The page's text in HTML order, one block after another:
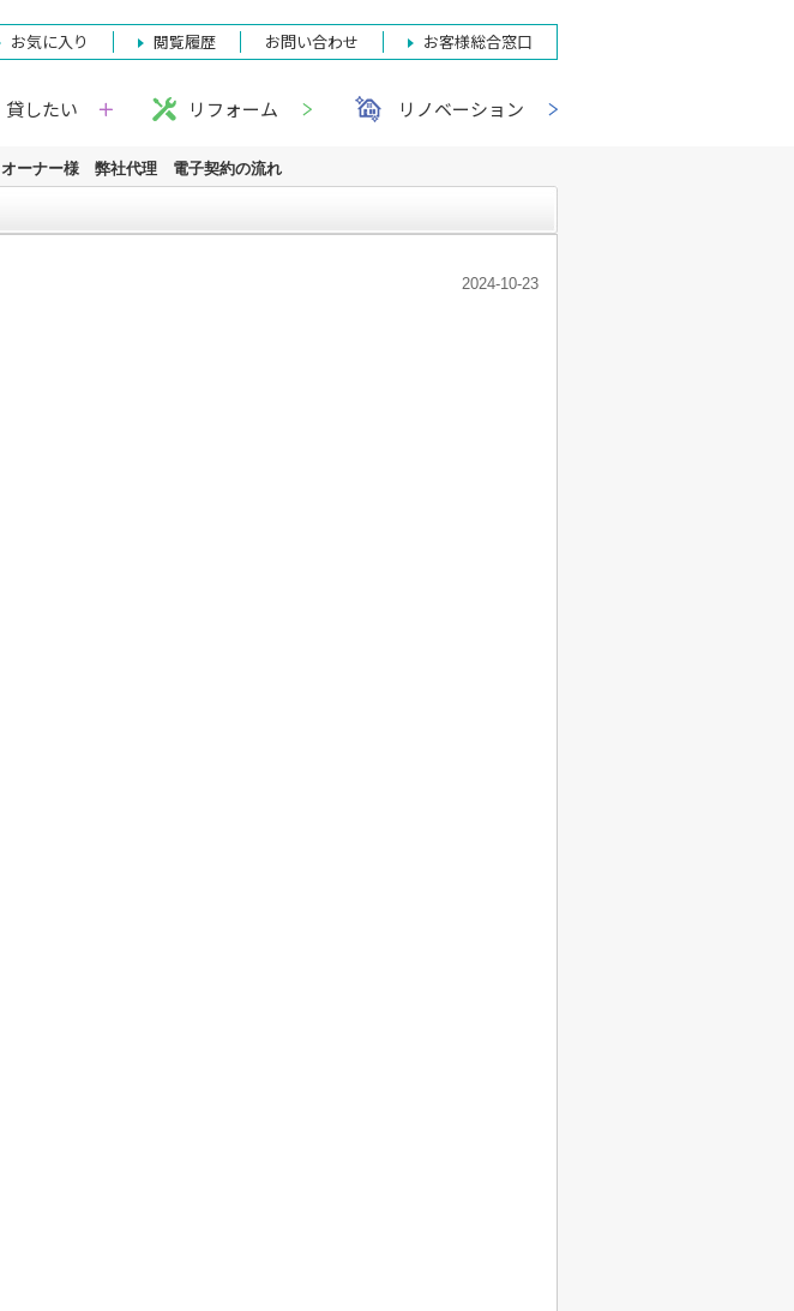
お気に入り 閲覧履歴 お問い合わせ お客様総合窓口
貸したい リフォーム リノベーション
オーナー様 弊社代理 電子契約の流れ
2024-10-23